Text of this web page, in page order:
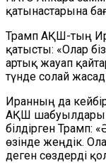
қатынастарына
Трамп АҚШ-тың
қатысты: «Олар
артық жауап
түнде солай
Иранның да
АҚШ
білдірген Трамп:
өзінде жеңдік.
деген сөздерді